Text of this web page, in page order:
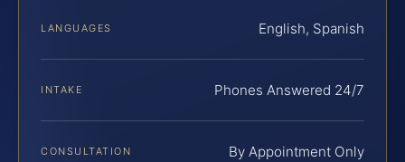
LANGUAGES English, Spanish
INTAKE Phones Answered 24/7
CONSULTATION By Appointment Only